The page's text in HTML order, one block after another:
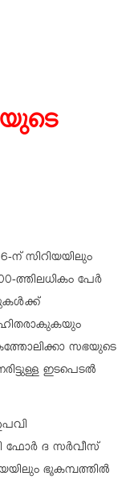
ന് സിറിയയിലും
ത്തിലധികം പേർ
സഭയുടെ
ഇടപെടൽ
ഫോർ ദ സർവീസ്
ഭൂകമ്പത്തിൽ